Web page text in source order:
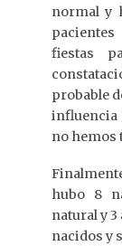
normal y
fiestas
probable
influencia
no hemos
hubo 8
natural y 3
nacidos y